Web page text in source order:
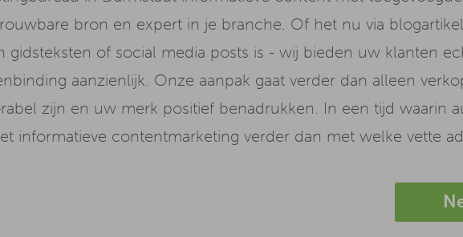
bron en expert in je branche. Of het nu via
gidsteksten of social media posts is - wij bieden uw klanten
aanzienlijk. Onze aanpak gaat verder dan alleen
zijn en uw merk positief benadrukken. In een tijd waarin
informatieve contentmarketing verder dan met welke vette